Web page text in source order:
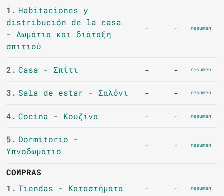
1. Habitaciones y
distribución de la casa
- Δωμάτια και διάταξη
σπιτιού
- - resumen
2. Casa - Σπίτι - - resumen
3. Sala de estar - Σαλόνι - - resumen
4. Cocina - Κουζίνα - - resumen
5. Dormitorio -
Υπνοδωμάτιο
- - resumen
COMPRAS
1. Tiendas - Καταστήματα - - resumen